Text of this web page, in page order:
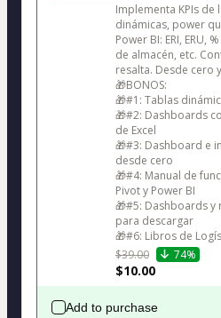
Implementa KPIs
dinámicas, power
Power BI: ERI, ERU,
de almacén, etc.
resalta. Desde cero
🎁BONOS:
🎁#1: Tablas
🎁#2: Dashboards
de Excel
🎁#3: Dashboard e
desde cero
🎁#4: Manual de
Pivot y Power BI
🎁#5: Dashboards
para descargar
🎁#6: Libros de
$39.00
74%
$10.00
Add to purchase